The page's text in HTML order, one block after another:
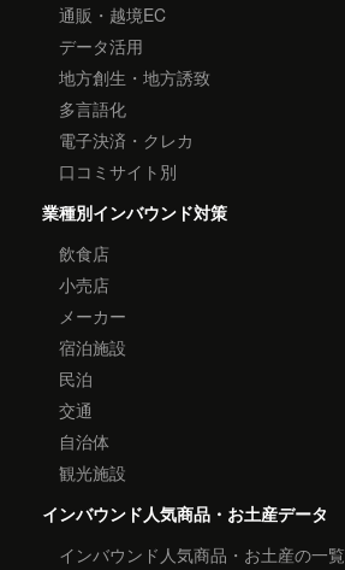
通販・越境EC
データ活用
地方創生・地方誘致
多言語化
電子決済・クレカ
口コミサイト別
業種別インバウンド対策
飲食店
小売店
メーカー
宿泊施設
民泊
交通
自治体
観光施設
インバウンド人気商品・お土産データ
インバウンド人気商品・お土産の一覧